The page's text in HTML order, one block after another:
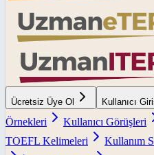
Ücretsiz Üye Ol Kullanıcı
Örnekleri
Kullanıcı Görüşleri
TOEFL Kelimeleri
Kullanım